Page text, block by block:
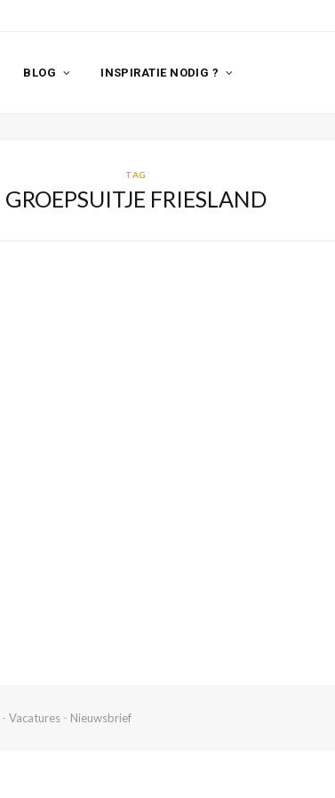
BLOG INSPIRATIE NODIG ?
TAG
GROEPSUITJE FRIESLAND
- Vacatures - Nieuwsbrief